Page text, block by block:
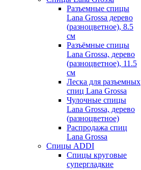
Разъемные спицы
Lana Grossa дерево
(разноцветное), 8.5
см
Разъёмные спицы
Lana Grossa, дерево
(разноцветное), 11.5
см
Леска для разъемных
спиц Lana Grossa
Чулочные спицы
Lana Grossa, дерево
(разноцветное)
Распродажа спиц
Lana Grossa
Спицы ADDI
Спицы круговые
супергладкие